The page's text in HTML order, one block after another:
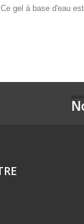
gel à base d'eau